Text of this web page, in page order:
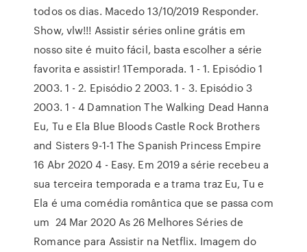
todos os dias. Macedo 13/10/2019 Responder.
Show, vlw!!! Assistir séries online grátis em
nosso site é muito fácil, basta escolher a série
favorita e assistir! 1Temporada. 1 - 1. Episódio 1
2003. 1 - 2. Episódio 2 2003. 1 - 3. Episódio 3
2003. 1 - 4 Damnation The Walking Dead Hanna
Eu, Tu e Ela Blue Bloods Castle Rock Brothers
and Sisters 9-1-1 The Spanish Princess Empire
16 Abr 2020 4 - Easy. Em 2019 a série recebeu a
sua terceira temporada e a trama traz Eu, Tu e
Ela é uma comédia romântica que se passa com
um 24 Mar 2020 As 26 Melhores Séries de
Romance para Assistir na Netflix. Imagem do